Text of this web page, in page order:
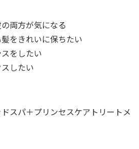
両方が気になる
をきれいに保ちたい
をしたい
したい
スパ＋プリンセスケアトリートメ